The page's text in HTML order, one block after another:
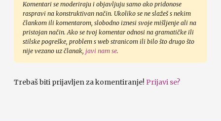
Komentari se moderiraju i objavljuju samo ako pridonose
raspravi na konstruktivan način. Ukoliko se ne slažeš s nekim
člankom ili komentarom, slobodno iznesi svoje mišljenje ali na
pristojan način. Ako se tvoj komentar odnosi na gramatičke ili
stilske pogreške, problem s web stranicom ili bilo što drugo što
nije vezano uz članak, javi nam se.
Trebaš biti prijavljen za komentiranje! Prijavi se?